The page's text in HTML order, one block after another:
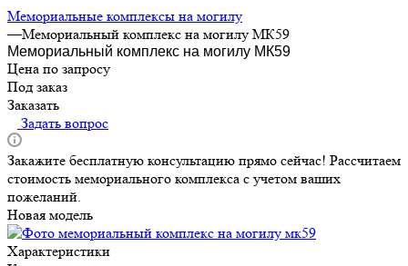
Мемориальные комплексы на могилу
—Мемориальный комплекс на могилу МК59
Мемориальный комплекс на могилу МК59
Цена по запросу
Под заказ
Заказать
Задать вопрос
Закажите бесплатную консультацию прямо сейчас! Рассчитаем
стоимость мемориального комплекса с учетом ваших
пожеланий.
Новая модель
Характеристики